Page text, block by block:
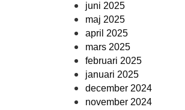
juni 2025
maj 2025
april 2025
mars 2025
februari 2025
januari 2025
december 2024
november 2024